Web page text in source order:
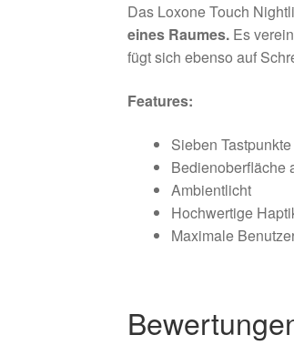
Das Loxone Touch
eines Raumes. Es
fügt sich ebenso auf
Features:
Sieben
Bedienoberfläche
Ambientlicht
Hochwertige
Maximale